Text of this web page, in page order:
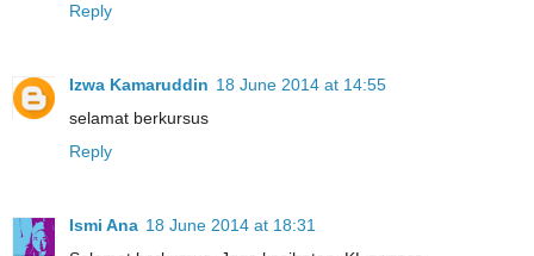
Reply
Izwa Kamaruddin 18 June 2014 at 14:55
selamat berkursus
Reply
Ismi Ana 18 June 2014 at 18:31